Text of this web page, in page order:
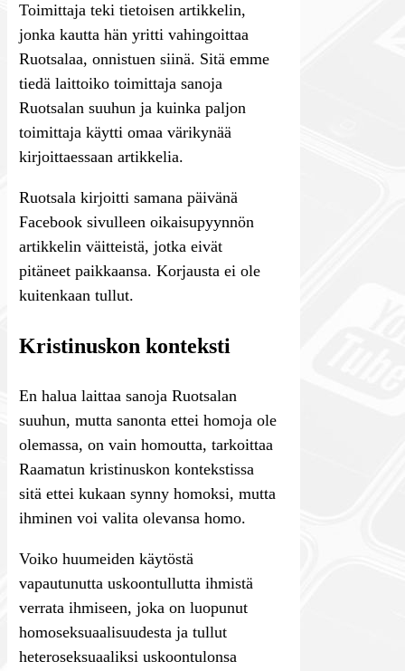
Toimittaja teki tietoisen artikkelin,
jonka kautta hän yritti vahingoittaa
Ruotsalaa, onnistuen siinä. Sitä emme
tiedä laittoiko toimittaja sanoja
Ruotsalan suuhun ja kuinka paljon
toimittaja käytti omaa värikynää
kirjoittaessaan artikkelia.
Ruotsala kirjoitti samana päivänä
Facebook sivulleen oikaisupyynnön
artikkelin väitteistä, jotka eivät
pitäneet paikkaansa. Korjausta ei ole
kuitenkaan tullut.
Kristinuskon konteksti
En halua laittaa sanoja Ruotsalan
suuhun, mutta sanonta ettei homoja ole
olemassa, on vain homoutta, tarkoittaa
Raamatun kristinuskon kontekstissa
sitä ettei kukaan synny homoksi, mutta
ihminen voi valita olevansa homo.
Voiko huumeiden käytöstä
vapautunutta uskoontullutta ihmistä
verrata ihmiseen, joka on luopunut
homoseksuaalisuudesta ja tullut
heteroseksuaaliksi uskoontulonsa